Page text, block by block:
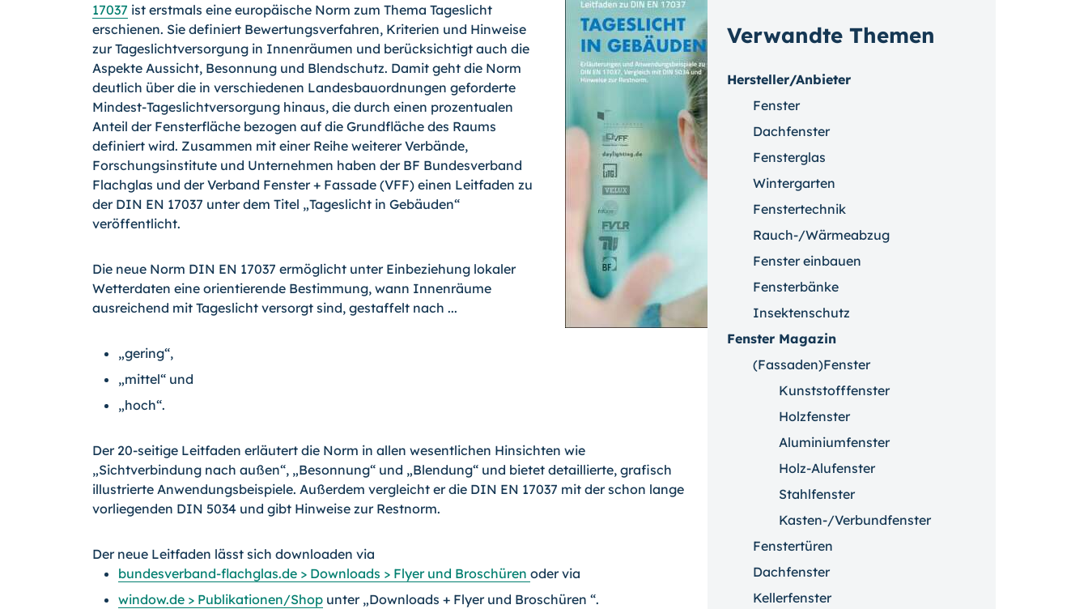
17037 ist erstmals eine europäische Norm zum Thema Tageslicht
erschienen. Sie definiert Bewertungsverfahren, Kriterien und Hinweise
zur Tageslichtversorgung in Innenräumen und berücksichtigt auch die
Aspekte Aussicht, Besonnung und Blendschutz. Damit geht die Norm
deutlich über die in verschiedenen Landesbauordnungen geforderte
Mindest-Tageslichtversorgung hinaus, die durch einen prozentualen
Anteil der Fensterfläche bezogen auf die Grundfläche des Raums
definiert wird. Zusammen mit einer Reihe weiterer Verbände,
Forschungsinstitute und Unternehmen haben der BF Bundesverband
Flachglas und der Verband Fenster + Fassade (VFF) einen Leitfaden zu
der DIN EN 17037 unter dem Titel „Tageslicht in Gebäuden“
veröffentlicht.
Die neue Norm DIN EN 17037 ermöglicht unter Einbeziehung lokaler
Wetterdaten eine orientierende Bestimmung, wann Innenräume
ausreichend mit Tageslicht versorgt sind, gestaffelt nach ...
„gering“,
„mittel“ und
„hoch“.
Der 20-seitige Leitfaden erläutert die Norm in allen wesentlichen Hinsichten wie
„Sichtverbindung nach außen“, „Besonnung“ und „Blendung“ und bietet detaillierte, grafisch
illustrierte Anwendungsbeispiele. Außerdem vergleicht er die DIN EN 17037 mit der schon lange
vorliegenden DIN 5034 und gibt Hinweise zur Restnorm.
Der neue Leitfaden lässt sich downloaden via
bundesverband-flachglas.de > Downloads > Flyer und Broschüren oder via
window.de > Publikationen/Shop unter „Downloads + Flyer und Broschüren “.
Verwandte Themen
Hersteller/Anbieter
Fenster
Dachfenster
Fensterglas
Wintergarten
Fenstertechnik
Rauch-/Wärmeabzug
Fenster einbauen
Fensterbänke
Insektenschutz
Fenster Magazin
(Fassaden)Fenster
Kunststofffenster
Holzfenster
Aluminiumfenster
Holz-Alufenster
Stahlfenster
Kasten-/Verbundfenster
Fenstertüren
Dachfenster
Kellerfenster